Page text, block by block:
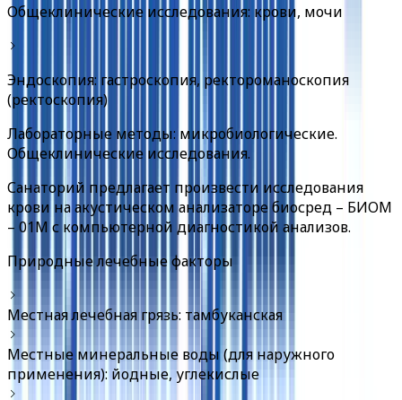
Общеклинические исследования: крови, мочи
Эндоскопия: гастроскопия, ректороманоскопия
(ректоскопия)
Лабораторные методы: микробиологические.
Общеклинические исследования.
Санаторий предлагает произвести исследования
крови на акустическом анализаторе биосред – БИОМ
– 01М с компьютерной диагностикой анализов.
Природные лечебные факторы
Местная лечебная грязь: тамбуканская
Местные минеральные воды (для наружного
применения): йодные, углекислые